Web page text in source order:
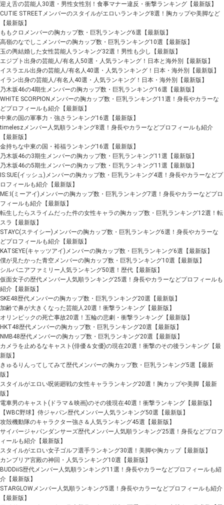
迎え舌の芸能人30選・男性女性別！食事マナー違反・衝撃ランキング【最新版】
CUTIE STREETメンバーのスタイルがエロいランキング8選！胸カップや美脚など
【最新版】
ももクロメンバーの胸カップ数・巨乳ランキング6選【最新版】
高嶺のなでしこメンバーの胸カップ数・巨乳ランキング10選【最新版】
玉の輿結婚した女性芸能人ランキング32選！男性も少し【最新版】
エジプト出身の芸能人/有名人50選・人気ランキング！日本と海外別【最新版】
イスラエル出身の芸能人/有名人40選・人気ランキング！日本・海外別【最新版】
イラン出身の芸能人/有名人40選・人気ランキング！日本・海外別【最新版】
乃木坂46の4期生メンバーの胸カップ数・巨乳ランキング16選【最新版】
WHITE SCORPIONメンバーの胸カップ数・巨乳ランキング11選！身長やカラーな
どプロフィールも紹介【最新版】
中東の国の軍事力・強さランキング16選【最新版】
timeleszメンバー人気順ランキング8選！身長やカラーなどプロフィールも紹介
【最新版】
金持ちな中東の国・裕福ランキング16選【最新版】
乃木坂46の3期生メンバーの胸カップ数・巨乳ランキング11選【最新版】
乃木坂46の5期生メンバーの胸カップ数・巨乳ランキング11選【最新版】
IS:SUE(イッシュ)メンバーの胸カップ数・巨乳ランキング4選！身長やカラーなどプ
ロフィールも紹介【最新版】
ME:I(ミーアイ)メンバーの胸カップ数・巨乳ランキング7選！身長やカラーなどプロ
フィールも紹介【最新版】
転生したらスライムだった件の女性キャラの胸カップ数・巨乳ランキング12選！転
スラ【最新版】
STAYC(ステイシー)メンバーの胸カップ数・巨乳ランキング6選！身長やカラーな
どプロフィールも紹介【最新版】
KATSEYE(キャッツアイ)メンバーの胸カップ数・巨乳ランキング6選【最新版】
僕が見たかった青空メンバーの胸カップ数・巨乳ランキング10選【最新版】
シルバニアファミリー人気ランキング50選！歴代【最新版】
仮面女子の歴代メンバー人気順ランキング25選！身長やカラーなどプロフィールも
紹介【最新版】
SKE48歴代メンバーの胸カップ数・巨乳ランキング20選【最新版】
加齢で鼻が大きくなった芸能人20選！衝撃ランキング【最新版】
オリンピックの死亡事故20選！五輪の悲劇・衝撃ランキング【最新版】
HKT48歴代メンバーの胸カップ数・巨乳ランキング20選【最新版】
NMB48歴代メンバーの胸カップ数・巨乳ランキング20選【最新版】
カメラを止めるなキャスト(俳優＆女優)の現在20選！衝撃のその後ランキング【最
新版】
きゅるりんってしてみて歴代メンバーの胸カップ数・巨乳ランキング5選【最新
版】
スタイルがエロい呪術廻戦の女性キャラランキング20選！胸カップや美脚【最新
版】
電車男のキャスト(ドラマ＆映画)のその後現在40選！衝撃ランキング【最新版】
【WBC野球】侍ジャパン歴代メンバー人気ランキング50選【最新版】
攻殻機動隊のキャラクター強さ＆人気ランキング45選【最新版】
サイバージャパンダンサーズ歴代メンバー人気順ランキング25選！身長などプロフ
ィールも紹介【最新版】
スタイルがエロい女子ゴルフ選手ランキング30選！美脚や胸カップ【最新版】
カンブリア宮殿の神回・人気ランキング10選【最新版】
BUDDiiS歴代メンバー人気順ランキング11選！身長やカラーなどプロフィールも紹
介【最新版】
STARGLOWメンバー人気順ランキング5選！身長やカラーなどプロフィールも紹介
【最新版】